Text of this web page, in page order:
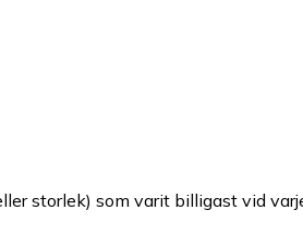
storlek) som varit billigast vid